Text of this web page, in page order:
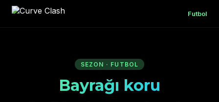
Futbol
SEZON · FUTBOL
Bayrağı koru